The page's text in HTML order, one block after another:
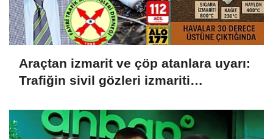
Araçtan izmarit ve çöp atanlara uyarı:
Trafiğin sivil gözleri izmariti